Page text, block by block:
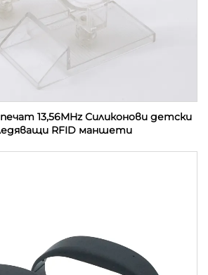
13,56MHz Силиконови детски
RFID маншети